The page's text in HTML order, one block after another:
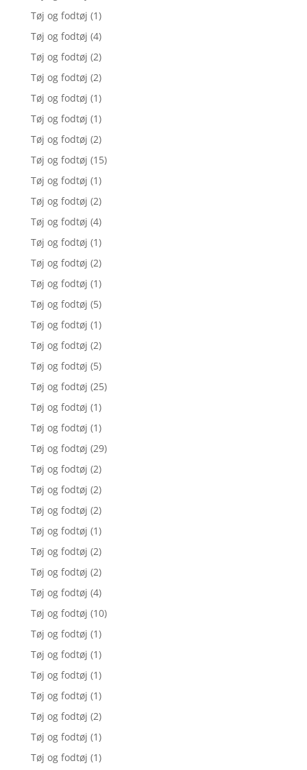
Tøj og fodtøj (1)
Tøj og fodtøj (4)
Tøj og fodtøj (2)
Tøj og fodtøj (2)
Tøj og fodtøj (1)
Tøj og fodtøj (1)
Tøj og fodtøj (2)
Tøj og fodtøj (15)
Tøj og fodtøj (1)
Tøj og fodtøj (2)
Tøj og fodtøj (4)
Tøj og fodtøj (1)
Tøj og fodtøj (2)
Tøj og fodtøj (1)
Tøj og fodtøj (5)
Tøj og fodtøj (1)
Tøj og fodtøj (2)
Tøj og fodtøj (5)
Tøj og fodtøj (25)
Tøj og fodtøj (1)
Tøj og fodtøj (1)
Tøj og fodtøj (29)
Tøj og fodtøj (2)
Tøj og fodtøj (2)
Tøj og fodtøj (2)
Tøj og fodtøj (1)
Tøj og fodtøj (2)
Tøj og fodtøj (2)
Tøj og fodtøj (4)
Tøj og fodtøj (10)
Tøj og fodtøj (1)
Tøj og fodtøj (1)
Tøj og fodtøj (1)
Tøj og fodtøj (1)
Tøj og fodtøj (2)
Tøj og fodtøj (1)
Tøj og fodtøj (1)